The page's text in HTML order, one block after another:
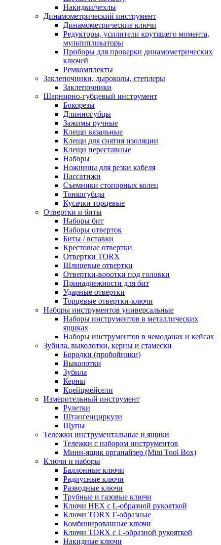
Накидки/чехлы
Динамометрический инструмент
Динамометрические ключи
Редукторы, усилители крутящего момента,
мультипликаторы
Приборы для проверки динамометрических
ключей
Ремкомплекты
Заклепочники, дыроколы, степлеры
Заклепочники
Шарнирно-губцевый инструмент
Бокорезы
Длинногубцы
Зажимы ручные
Клещи вязальные
Клещи для снятия изоляции
Клещи переставные
Наборы
Ножницы для резки кабеля
Пассатижи
Съемники стопорных колец
Тонкогубцы
Кусачки торцевые
Отвертки и биты
Наборы бит
Наборы отверток
Биты / вставки
Крестовые отвертки
Отвертки TORX
Шлицевые отвертки
Отвертки-воротки под головки
Принадлежности для бит
Ударные отвертки
Торцевые отвертки-ключи
Наборы инструментов универсальные
Наборы инструментов в металлических
ящиках
Наборы инструментов в чемоданах и кейсах
Зубила, выколотки, керны и стамески
Бородки (пробойники)
Выколотки
Зубила
Керны
Крейцмейсели
Измерительный инструмент
Рулетки
Штангенциркули
Щупы
Тележки инструментальные и ящики
Тележки с набором инструментов
Мини-ящик органайзер (Mini Tool Box)
Ключи и наборы
Баллонные ключи
Радиусные ключи
Разводные ключи
Трубные и газовые ключи
Ключи HEX с L-образной рукояткой
Ключи TORX Г-образные
Комбинированные ключи
Ключи TORX с L-образной рукояткой
Накидные ключи